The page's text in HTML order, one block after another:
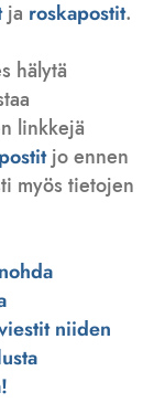
ja roskapostit.
hälytä
linkkejä
jo ennen
myös tietojen
niiden